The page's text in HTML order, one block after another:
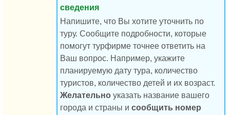
сведения
Напишите, что Вы хотите уточнить по
туру. Сообщите подробности, которые
помогут турфирме точнее ответить на
Ваш вопрос. Например, укажите
планируемую дату тура, количество
туристов, количество детей и их возраст.
Желательно указать название вашего
города и страны и сообщить номер